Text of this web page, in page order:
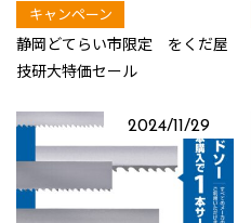
キャンペーン
静岡どてらい市限定 をくだ屋
技研大特価セール
2024/11/29